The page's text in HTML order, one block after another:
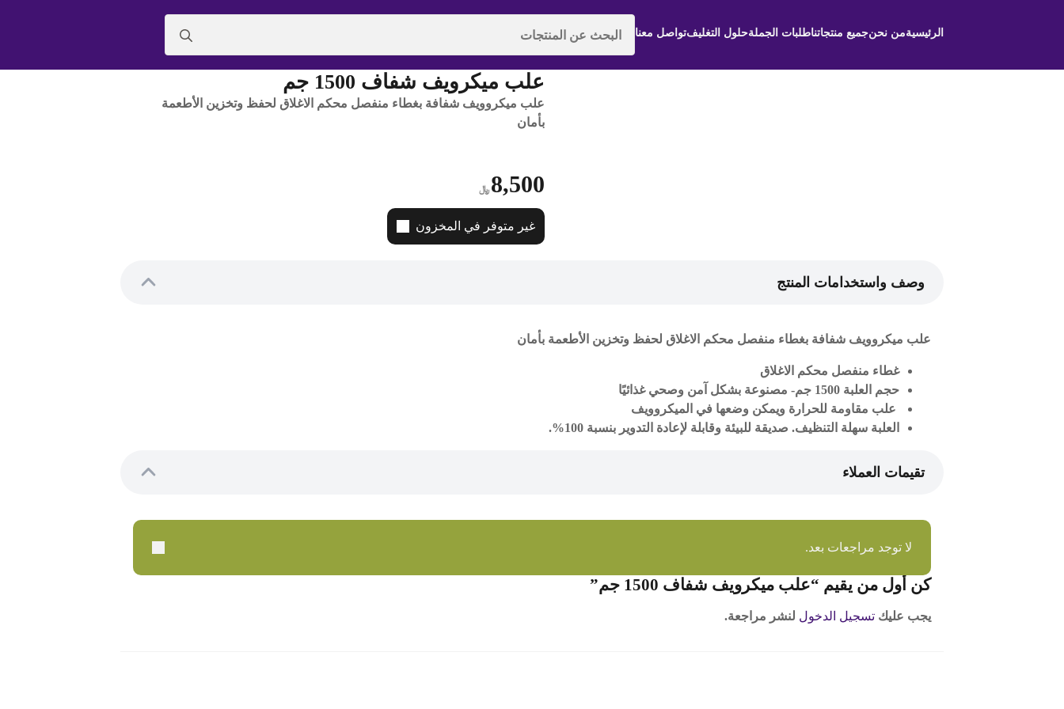
الرئيسيةمن نحنجميع منتجاتناطلبات الجملةحلول التغليفتواصل معنا
علب ميكرويف شفاف 1500 جم
علب ميكروويف شفافة بغطاء منفصل محكم الاغلاق لحفظ وتخزين الأطعمة
بأمان
8,500 ﷼
غير متوفر في المخزون
وصف واستخدامات المنتج
علب ميكروويف شفافة بغطاء منفصل محكم الاغلاق لحفظ وتخزين الأطعمة بأمان
غطاء منفصل محكم الاغلاق
حجم العلبة 1500 جم- مصنوعة بشكل آمن وصحي غذائيًا
علب مقاومة للحرارة ويمكن وضعها في الميكروويف
العلبة سهلة التنظيف. صديقة للبيئة وقابلة لإعادة التدوير بنسبة 100%.
تقيمات العملاء
لا توجد مراجعات بعد.
كن أول من يقيم “علب ميكرويف شفاف 1500 جم”
يجب عليك تسجيل الدخول لنشر مراجعة.